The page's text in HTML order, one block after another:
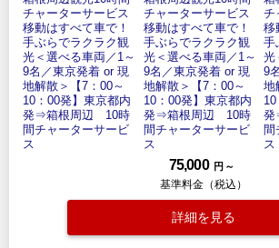
75,000 円 ～
基準料金（税込）
詳細を見る